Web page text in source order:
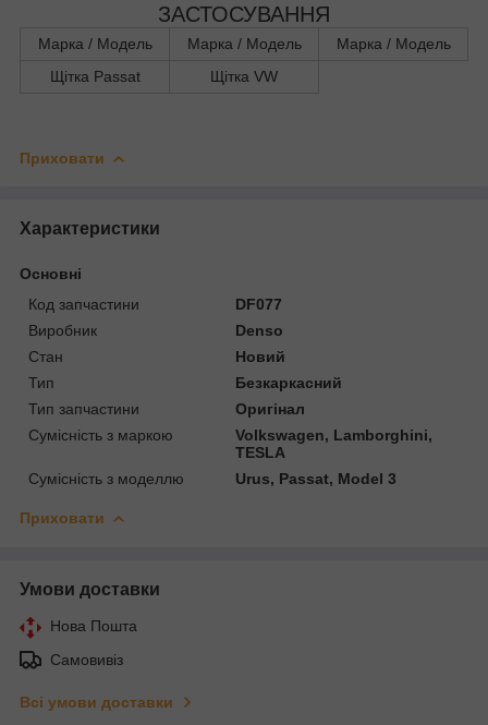
ЗАСТОСУВАННЯ
Марка / Модель Марка / Модель
Марка / Модель
Щітка Passat
Щітка VW
Приховати
Характеристики
Основні
Код запчастини
DF077
Виробник
Denso
Стан
Новий
Тип
Безкаркасний
Тип запчастини
Оригінал
Сумісність з маркою
Volkswagen, Lamborghini,
TESLA
Сумісність з моделлю
Urus, Passat, Model 3
Приховати
Умови доставки
Нова Пошта
Самовивіз
Всі умови доставки